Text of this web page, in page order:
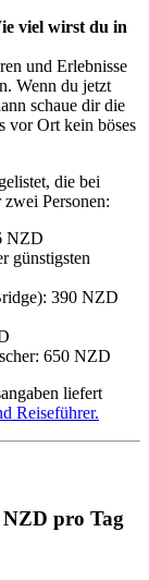
viel wirst du in
und Erlebnisse
Wenn du jetzt
schaue dir die
vor Ort kein böses
die bei
Personen:
NZD
günstigsten
390 NZD
650 NZD
liefert
Reiseführer.
pro Tag